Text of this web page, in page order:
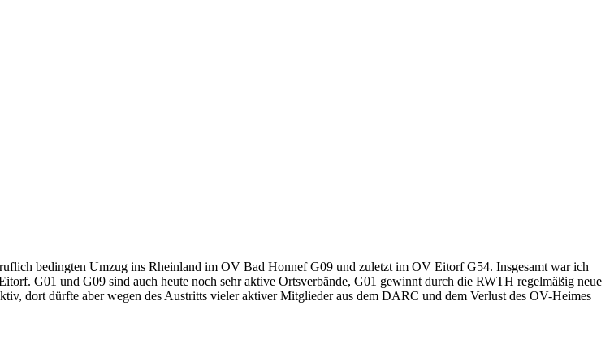
bedingten Umzug ins Rheinland im OV Bad Honnef G09 und zuletzt im OV Eitorf G54. Insgesamt war ich
G01 und G09 sind auch heute noch sehr aktive Ortsverbände, G01 gewinnt durch die RWTH regelmäßig neue
dort dürfte aber wegen des Austritts vieler aktiver Mitglieder aus dem DARC und dem Verlust des OV-Heimes